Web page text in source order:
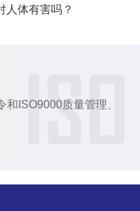
人体有害吗？
ISO9000质量管理、